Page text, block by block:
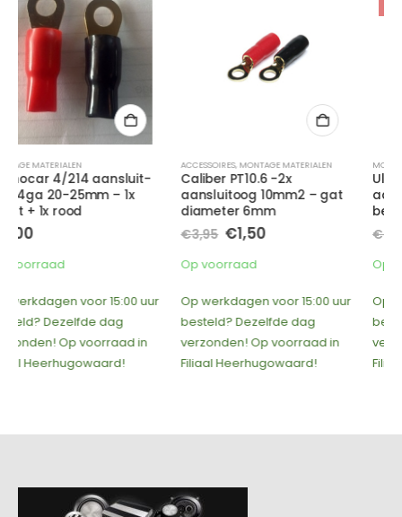
ACCESSOIRES,MONTAGE MATERIALEN
Caliber PT10.6 -2x
aansluitoog 10mm2 – gat
diameter 6mm
€3,95 Oorspronkelijke
was:
€3,95.
Op voorraad
Op werkdagen voor 15:00 uur
besteld? Dezelfde dag
verzonden! Op voorraad in
Filiaal Heerhugowaard!
MONTAGE MATERIALEN
Ultra Drive UDTP 8/10- 2x
aansluit oog 10mm2
bekabeling – gat 8mm
€ 3,95 Oorspronkelijke
was:
€3,95.
€
Op voorraad
Op werkdagen voor 15:00 uur
besteld? Dezelfde dag
verzonden! Op voorraad in
Filiaal Heerhugowaard!